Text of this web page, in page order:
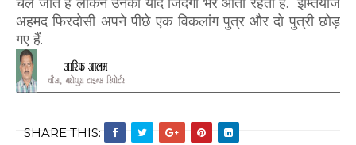
अहमद फिरदोसी अपने पीछे एक विकलांग पुत्र और दो पुत्री छोड़
गए हैं.
SHARE THIS: